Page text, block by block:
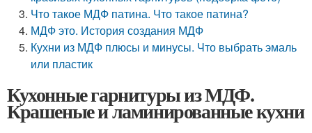
Что такое МДФ патина. Что такое патина?
МДФ это. История создания МДФ
Кухни из МДФ плюсы и минусы. Что выбрать эмаль
или пластик
Кухонные гарнитуры из МДФ.
Крашеные и ламинированные кухни